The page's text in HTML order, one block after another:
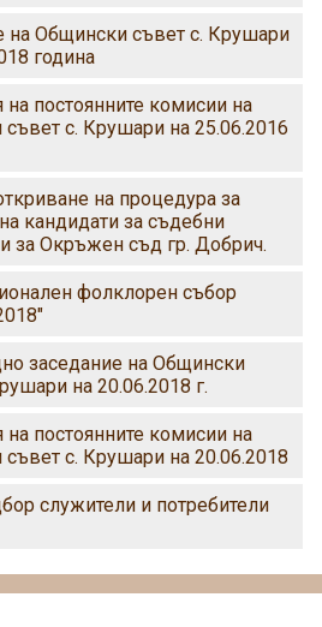
на Общински съвет с. Крушари
година
на постоянните комисии на
с. Крушари на 25.06.2016
на процедура за
кандидати за съдебни
за Окръжен съд гр. Добрич.
фолклорен събор
заседание на Общински
на 20.06.2018 г.
на постоянните комисии на
с. Крушари на 20.06.2018
служители и потребители